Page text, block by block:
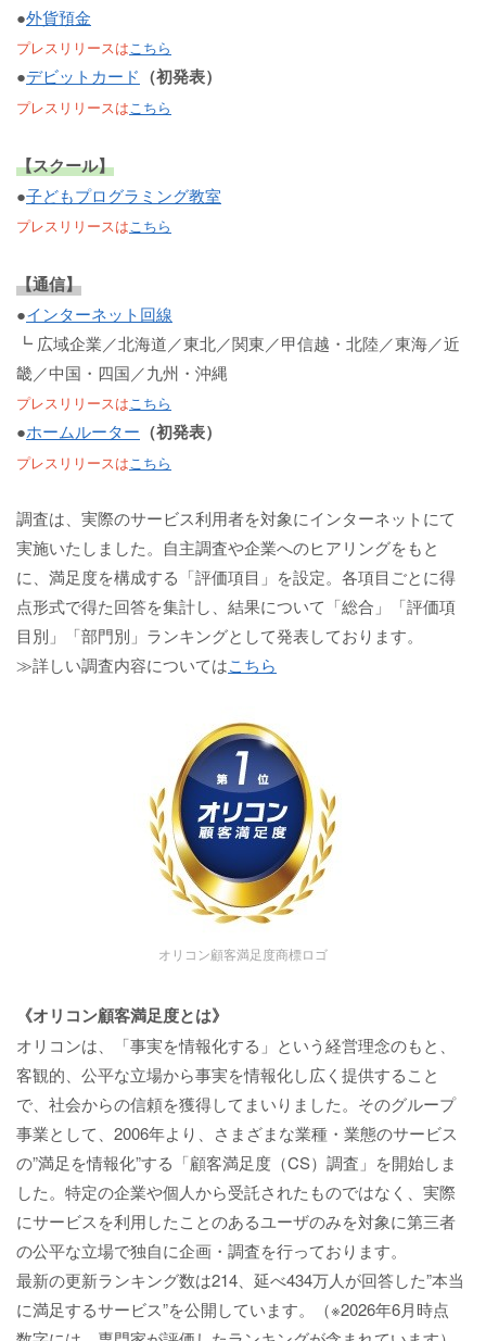
●外貨預金
プレスリリースはこちら
●デビットカード （初発表）
プレスリリースはこちら
【スクール】
●子どもプログラミング教室
プレスリリースはこちら
【通信】
●インターネット回線
┗ 広域企業／北海道／東北／関東／甲信越・北陸／東海／近
畿／中国・四国／九州・沖縄
プレスリリースはこちら
●ホームルーター （初発表）
プレスリリースはこちら
調査は、実際のサービス利用者を対象にインターネットにて
実施いたしました。自主調査や企業へのヒアリングをもと
に、満足度を構成する「評価項目」を設定。各項目ごとに得
点形式で得た回答を集計し、結果について「総合」「評価項
目別」「部門別」ランキングとして発表しております。
≫詳しい調査内容についてはこちら
オリコン顧客満足度商標ロゴ
《オリコン顧客満足度とは》
オリコンは、「事実を情報化する」という経営理念のもと、
客観的、公平な立場から事実を情報化し広く提供すること
で、社会からの信頼を獲得してまいりました。そのグループ
事業として、2006年より、さまざまな業種・業態のサービス
の”満足を情報化”する「顧客満足度（CS）調査」を開始しま
した。特定の企業や個人から受託されたものではなく、実際
にサービスを利用したことのあるユーザのみを対象に第三者
の公平な立場で独自に企画・調査を行っております。
最新の更新ランキング数は214、延べ434万人が回答した”本当
に満足するサービス”を公開しています。（※2026年6月時点